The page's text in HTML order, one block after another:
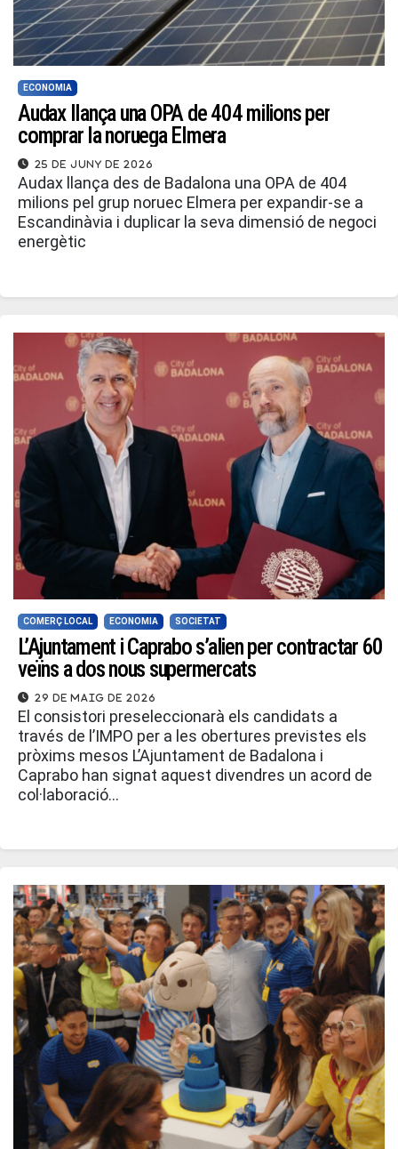
ECONOMIA
Audax llança una OPA de 404 milions per
comprar la noruega Elmera
25 de juny de 2026
Audax llança des de Badalona una OPA de 404
milions pel grup noruec Elmera per expandir-se a
Escandinàvia i duplicar la seva dimensió de negoci
energètic
COMERÇ LOCAL ECONOMIA SOCIETAT
L’Ajuntament i Caprabo s’alien per contractar 60
veïns a dos nous supermercats
29 de maig de 2026
El consistori preseleccionarà els candidats a
través de l’IMPO per a les obertures previstes els
pròxims mesos L’Ajuntament de Badalona i
Caprabo han signat aquest divendres un acord de
col·laboració…